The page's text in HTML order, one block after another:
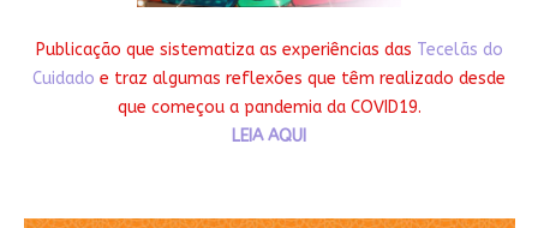
Publicação que sistematiza as experiências das Tecelãs do
Cuidado e traz algumas reflexões que têm realizado desde
que começou a pandemia da COVID19.
LEIA AQUI